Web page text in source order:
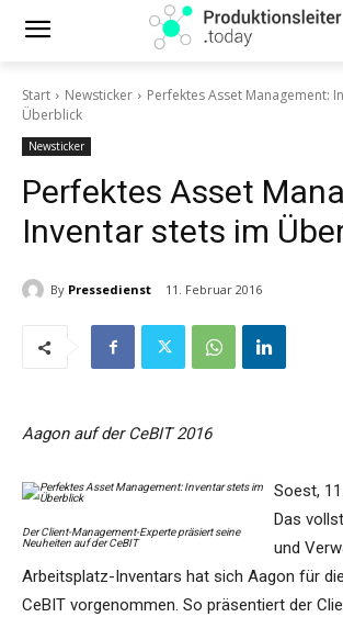
Start Newsticker
Perfektes Asset Management:
Überblick
Newsticker
Perfektes Asset
Inventar stets im
By Pressedienst 11. Februar 2016
Aagon auf der CeBIT 2016
Der Client-Management-Experte präsiert seine
Neuheiten auf der CeBIT
Soest,
Das
und
Arbeitsplatz-Inventars hat sich Aagon für
CeBIT vorgenommen. So präsentiert der